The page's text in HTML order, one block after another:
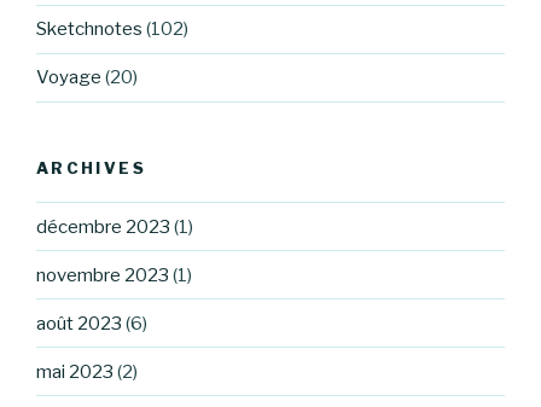
Sketchnotes (102)
Voyage (20)
ARCHIVES
décembre 2023 (1)
novembre 2023 (1)
août 2023 (6)
mai 2023 (2)